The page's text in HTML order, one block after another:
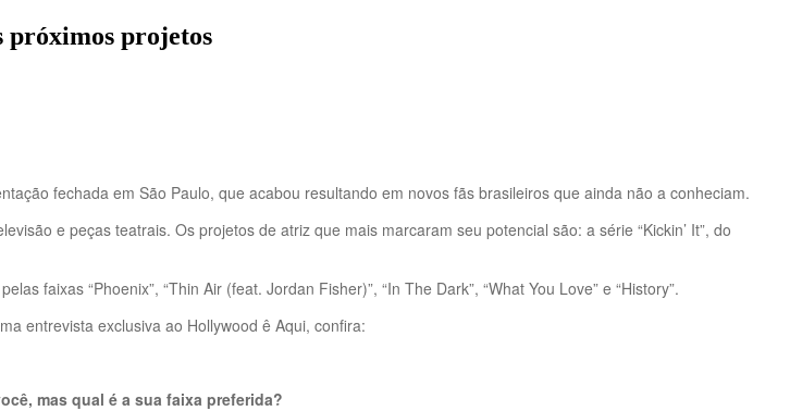
próximos projetos
fechada em São Paulo, que acabou resultando em novos fãs brasileiros que ainda não a conheciam.
e peças teatrais. Os projetos de atriz que mais marcaram seu potencial são: a série “Kickin’ It”, do
faixas “Phoenix”, “Thin Air (feat. Jordan Fisher)”, “In The Dark”, “What You Love” e “History”.
entrevista exclusiva ao Hollywood ê Aqui, confira:
mas qual é a sua faixa preferida?